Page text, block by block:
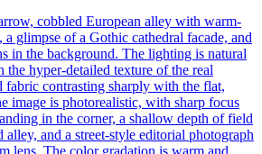
cobbled European alley with warm-
a glimpse of a Gothic cathedral facade, and
in the background. The lighting is natural
the hyper-detailed texture of the real
fabric contrasting sharply with the flat,
image is photorealistic, with sharp focus
in the corner, a shallow depth of field
alley, and a street-style editorial photograph